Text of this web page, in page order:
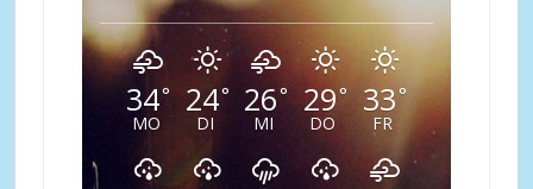
34°
MO
24°
DI
26°
MI
29°
DO
33°
FR